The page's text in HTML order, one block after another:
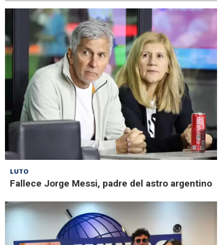
LUTO
Fallece Jorge Messi, padre del astro argentino